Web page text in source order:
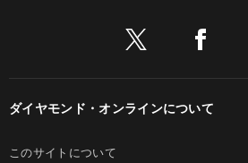
ダイヤモンド・オンラインについて
このサイトについて